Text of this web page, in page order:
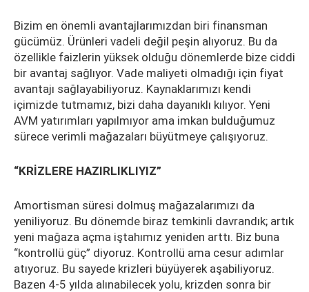
Bizim en önemli avantajlarımızdan biri finansman
gücümüz. Ürünleri vadeli değil peşin alıyoruz. Bu da
özellikle faizlerin yüksek olduğu dönemlerde bize ciddi
bir avantaj sağlıyor. Vade maliyeti olmadığı için fiyat
avantajı sağlayabiliyoruz. Kaynaklarımızı kendi
içimizde tutmamız, bizi daha dayanıklı kılıyor. Yeni
AVM yatırımları yapılmıyor ama imkan bulduğumuz
sürece verimli mağazaları büyütmeye çalışıyoruz.
“KRİZLERE HAZIRLIKLIYIZ”
Amortisman süresi dolmuş mağazalarımızı da
yeniliyoruz. Bu dönemde biraz temkinli davrandık; artık
yeni mağaza açma iştahımız yeniden arttı. Biz buna
“kontrollü güç” diyoruz. Kontrollü ama cesur adımlar
atıyoruz. Bu sayede krizleri büyüyerek aşabiliyoruz.
Bazen 4-5 yılda alınabilecek yolu, krizden sonra bir